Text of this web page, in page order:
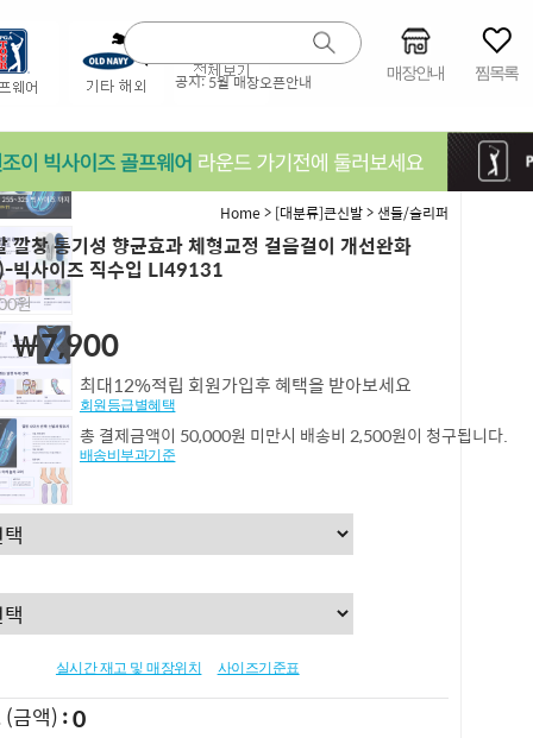
공지:5월 매장오픈안내 매장안내 찜목록
Home> [대분류]큰신발>샌들/슬리퍼
깔창 통기성 향균효과 체형교정 걸음걸이 개선완화
빅사이즈 직수입 LI49131
원
￦7,900
최대12%적립 회원가입후 혜택을 받아보세요
회원등급별혜택
총 결제금액이 50,000원 미만시 배송비 2,500원이 청구됩니다.
배송비부과기준
실시간 재고 및 매장위치 사이즈기준표
(금액) 0